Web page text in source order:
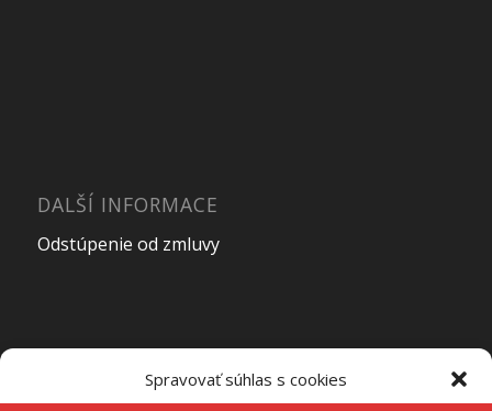
Spravovať súhlas s cookies
DALŠÍ INFORMACE
Odstúpenie od zmluvy
OTEVÍRACÍ DOBA PRODEJNY